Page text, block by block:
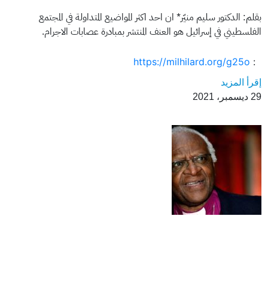
بقلم: الدكتور سليم منيّر* ان احد اكثر المواضيع المتداولة في المجتمع
الفلسطيني في إسرائيل هو العنف المنتشر بمبادرة عصابات الاجرام.
:
https://milhilard.org/g25o
إقرأ المزيد
29 ديسمبر، 2021